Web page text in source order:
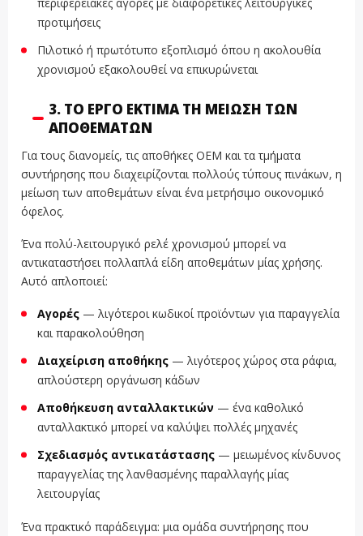
προτιμήσεις
Πιλοτικό ή πρωτότυπο εξοπλισμό όπου η ακολουθία
χρονισμού εξακολουθεί να επικυρώνεται
3. ΤΟ ΈΡΓΟ ΕΚΤΙΜΆ ΤΗ ΜΕΊΩΣΗ ΤΩΝ
ΑΠΟΘΕΜΆΤΩΝ
Για τους διανομείς, τις αποθήκες OEM και τα τμήματα
συντήρησης που διαχειρίζονται πολλούς τύπους πινάκων, η
μείωση των αποθεμάτων είναι ένα μετρήσιμο οικονομικό
όφελος.
Ένα πολύ-λειτουργικό ρελέ χρονισμού μπορεί να
αντικαταστήσει πολλαπλά είδη αποθεμάτων μίας χρήσης.
Αυτό απλοποιεί:
Αγορές — λιγότεροι κωδικοί προϊόντων για παραγγελία
και παρακολούθηση
Διαχείριση αποθήκης — λιγότερος χώρος στα ράφια,
απλούστερη οργάνωση κάδων
Αποθήκευση ανταλλακτικών — ένα καθολικό
ανταλλακτικό μπορεί να καλύψει πολλές μηχανές
Σχεδιασμός αντικατάστασης — μειωμένος κίνδυνος
παραγγελίας της λανθασμένης παραλλαγής μίας
λειτουργίας
Ένα πρακτικό παράδειγμα: μια ομάδα συντήρησης που